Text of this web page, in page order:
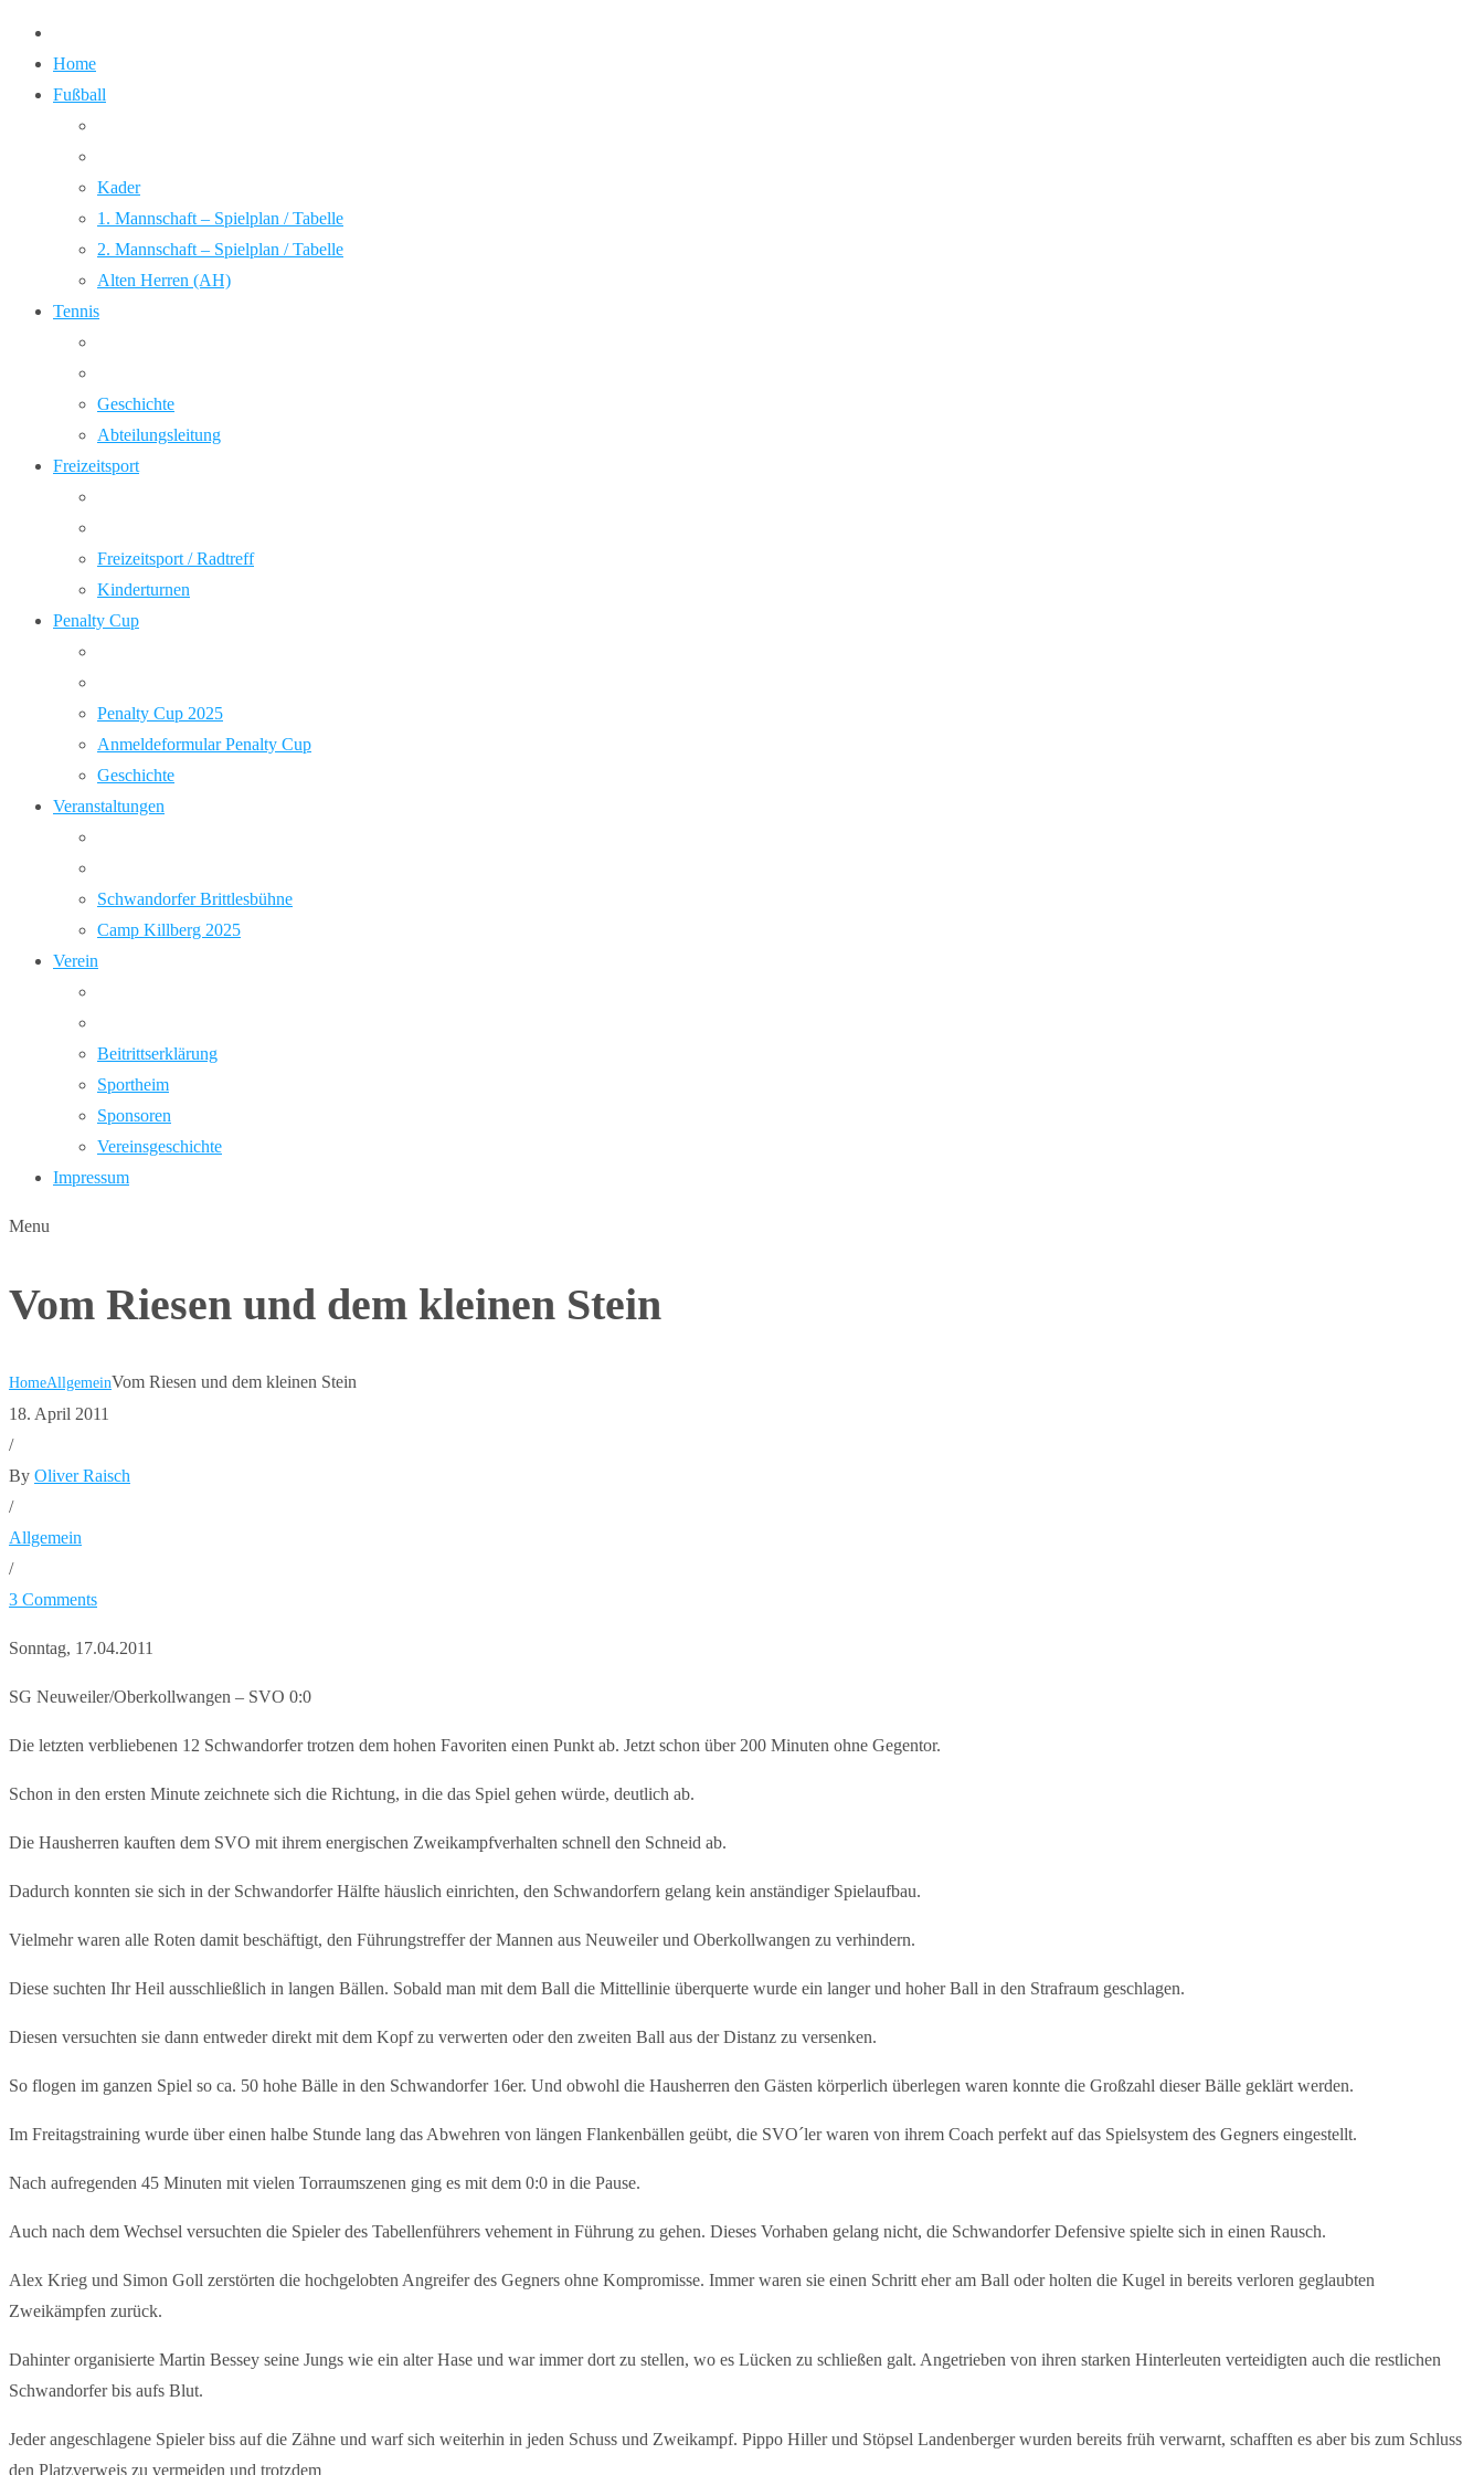
Home
Fußball
Kader
1. Mannschaft – Spielplan / Tabelle
2. Mannschaft – Spielplan / Tabelle
Alten Herren (AH)
Tennis
Geschichte
Abteilungsleitung
Freizeitsport
Freizeitsport / Radtreff
Kinderturnen
Penalty Cup
Penalty Cup 2025
Anmeldeformular Penalty Cup
Geschichte
Veranstaltungen
Schwandorfer Brittlesbühne
Camp Killberg 2025
Verein
Beitrittserklärung
Sportheim
Sponsoren
Vereinsgeschichte
Impressum
Menu
Vom Riesen und dem kleinen Stein
HomeAllgemeinVom Riesen und dem kleinen Stein
18. April 2011
/
By Oliver Raisch
/
Allgemein
/
3 Comments
Sonntag, 17.04.2011
SG Neuweiler/Oberkollwangen – SVO 0:0
Die letzten verbliebenen 12 Schwandorfer trotzen dem hohen Favoriten einen Punkt ab. Jetzt schon über 200 Minuten ohne Gegentor.
Schon in den ersten Minute zeichnete sich die Richtung, in die das Spiel gehen würde, deutlich ab.
Die Hausherren kauften dem SVO mit ihrem energischen Zweikampfverhalten schnell den Schneid ab.
Dadurch konnten sie sich in der Schwandorfer Hälfte häuslich einrichten, den Schwandorfern gelang kein anständiger Spielaufbau.
Vielmehr waren alle Roten damit beschäftigt, den Führungstreffer der Mannen aus Neuweiler und Oberkollwangen zu verhindern.
Diese suchten Ihr Heil ausschließlich in langen Bällen. Sobald man mit dem Ball die Mittellinie überquerte wurde ein langer und hoher Ball in den Strafraum geschlagen.
Diesen versuchten sie dann entweder direkt mit dem Kopf zu verwerten oder den zweiten Ball aus der Distanz zu versenken.
So flogen im ganzen Spiel so ca. 50 hohe Bälle in den Schwandorfer 16er. Und obwohl die Hausherren den Gästen körperlich überlegen waren konnte die Großzahl dieser Bälle geklärt werden.
Im Freitagstraining wurde über einen halbe Stunde lang das Abwehren von längen Flankenbällen geübt, die SVO´ler waren von ihrem Coach perfekt auf das Spielsystem des Gegners eingestellt.
Nach aufregenden 45 Minuten mit vielen Torraumszenen ging es mit dem 0:0 in die Pause.
Auch nach dem Wechsel versuchten die Spieler des Tabellenführers vehement in Führung zu gehen. Dieses Vorhaben gelang nicht, die Schwandorfer Defensive spielte sich in einen Rausch.
Alex Krieg und Simon Goll zerstörten die hochgelobten Angreifer des Gegners ohne Kompromisse. Immer waren sie einen Schritt eher am Ball oder holten die Kugel in bereits verloren geglaubten
Zweikämpfen zurück.
Dahinter organisierte Martin Bessey seine Jungs wie ein alter Hase und war immer dort zu stellen, wo es Lücken zu schließen galt. Angetrieben von ihren starken Hinterleuten verteidigten auch die restlichen
Schwandorfer bis aufs Blut.
Jeder angeschlagene Spieler biss auf die Zähne und warf sich weiterhin in jeden Schuss und Zweikampf. Pippo Hiller und Stöpsel Landenberger wurden bereits früh verwarnt, schafften es aber bis zum Schluss
den Platzverweis zu vermeiden und trotzdem